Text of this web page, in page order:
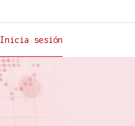
Inicia sesión